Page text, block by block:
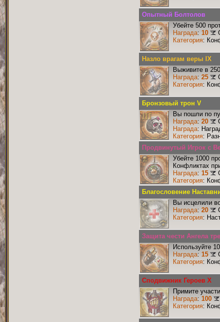
Опытный Болтолов
Убейте 500
Награда: 10
Категория:
Назло врагам веры IX
Выживите в
Награда: 25
Категория:
Бронзовый трон V
Вы пошли по
Награда: 20
Награда:
Категория:
Продвинутый Игрок с
Убейте 1000
Конфликтах
Награда: 15
Категория:
Благословение
Вы исцелили
Награда: 20
Категория:
Защита чести Ангела
Используйте
Награда: 15
Категория:
Сподвижник Героев X
Примите
Награда: 100
Категория: